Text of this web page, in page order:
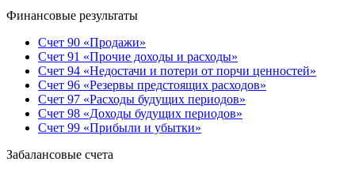
Финансовые результаты
Счет 90 «Продажи»
Счет 91 «Прочие доходы и расходы»
Счет 94 «Недостачи и потери от порчи ценностей»
Счет 96 «Резервы предстоящих расходов»
Счет 97 «Расходы будущих периодов»
Счет 98 «Доходы будущих периодов»
Счет 99 «Прибыли и убытки»
Забалансовые счета